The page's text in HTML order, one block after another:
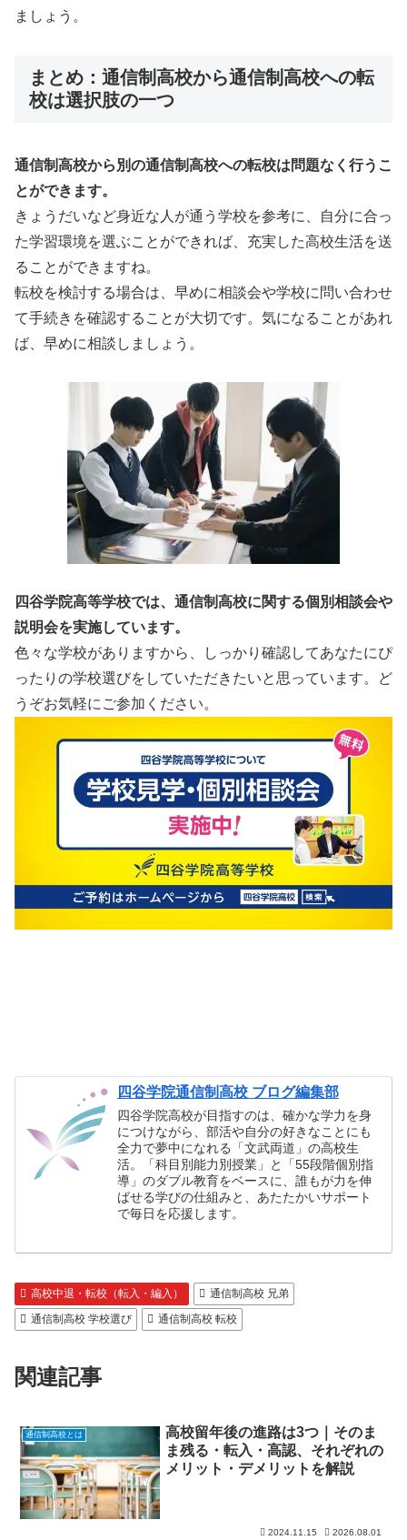
ましょう。
まとめ：通信制高校から通信制高校への転
校は選択肢の一つ
通信制高校から別の通信制高校への転校は問題なく行うこ
とができます。
きょうだいなど身近な人が通う学校を参考に、自分に合っ
た学習環境を選ぶことができれば、充実した高校生活を送
ることができますね。
転校を検討する場合は、早めに相談会や学校に問い合わせ
て手続きを確認することが大切です。気になることがあれ
ば、早めに相談しましょう。
四谷学院高等学校では、通信制高校に関する個別相談会や
説明会を実施しています。
色々な学校がありますから、しっかり確認してあなたにぴ
ったりの学校選びをしていただきたいと思っています。ど
うぞお気軽にご参加ください。
四谷学院通信制高校 ブログ編集部
四谷学院高校が目指すのは、確かな学力を身
につけながら、部活や自分の好きなことにも
全力で夢中になれる「文武両道」の高校生
活。「科目別能力別授業」と「55段階個別指
導」のダブル教育をベースに、誰もが力を伸
ばせる学びの仕組みと、あたたかいサポート
で毎日を応援します。
高校中退・転校（転入・編入）
通信制高校 兄弟
通信制高校 学校選び
通信制高校 転校
関連記事
通信制高校とは
高校留年後の進路は3つ｜そのま
ま残る・転入・高認、それぞれの
メリット・デメリットを解説
2024.11.15 2026.08.01